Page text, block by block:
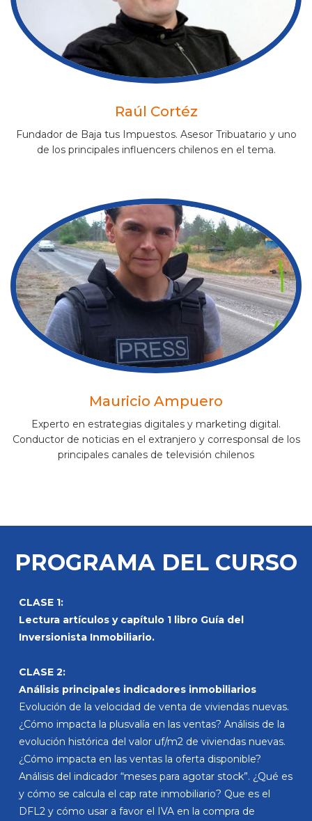
Raúl Cortéz
Fundador de Baja tus Impuestos. Asesor Tribuatario y uno
de los principales influencers chilenos en el tema.
Mauricio Ampuero
Experto en estrategias digitales y marketing digital.
Conductor de noticias en el extranjero y corresponsal de los
principales canales de televisión chilenos
PROGRAMA DEL CURSO
CLASE 1:
Lectura artículos y capítulo 1 libro Guía del
Inversionista Inmobiliario.
CLASE 2:
Análisis principales indicadores inmobiliarios
Evolución de la velocidad de venta de viviendas nuevas.
¿Cómo impacta la plusvalía en las ventas? Análisis de la
evolución histórica del valor uf/m2 de viviendas nuevas.
¿Cómo impacta en las ventas la oferta disponible?
Análisis del indicador “meses para agotar stock”. ¿Qué es
y cómo se calcula el cap rate inmobiliario? Que es el
DFL2 y cómo usar a favor el IVA en la compra de